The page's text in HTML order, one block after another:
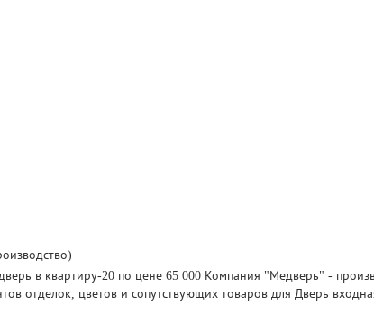
в квартиру-20 по цене 65 000 Компания "Медверь" -
отделок, цветов и сопутствующих товаров для Дверь